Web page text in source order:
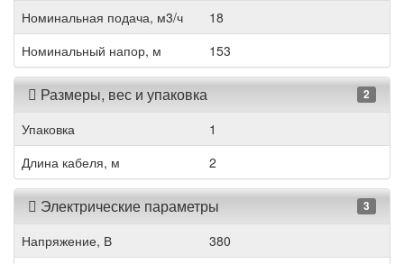
Номинальная подача, м3/ч
18
Номинальный напор, м
153
Размеры, вес и упаковка 2
Упаковка
1
Длина кабеля, м
2
Электрические параметры 3
Напряжение, В
380